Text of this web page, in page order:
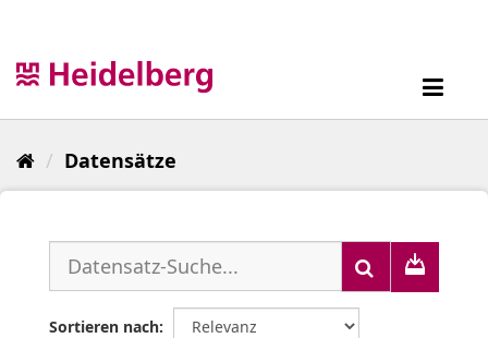
Datensätze
Sortieren nach